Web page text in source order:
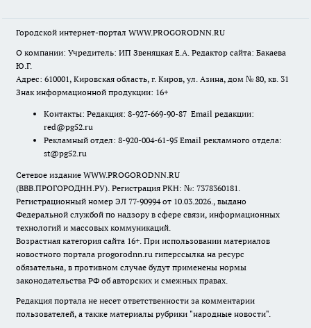
Городской интернет-портал WWW.PROGORODNN.RU
О компании: Учредитель: ИП Звеняцкая Е.А. Редактор сайта: Бакаева
Ю.Г.
Адрес: 610001, Кировская область, г. Киров, ул. Азина, дом № 80, кв. 31
Знак информационной продукции: 16+
Контакты: Редакция: 8-927-669-90-87 Email редакции:
red@pg52.ru
Рекламный отдел: 8-920-004-61-95 Email рекламного отдела:
st@pg52.ru
Сетевое издание WWW.PROGORODNN.RU
(ВВВ.ПРОГОРОДНН.РУ). Регистрация РКН: №: 7378360181.
Регистрационный номер ЭЛ 77-90994 от 10.03.2026., выдано
Федеральной службой по надзору в сфере связи, информационных
технологий и массовых коммуникаций.
Возрастная категория сайта 16+. При использовании материалов
новостного портала progorodnn.ru гиперссылка на ресурс
обязательна, в противном случае будут применены нормы
законодательства РФ об авторских и смежных правах.
Редакция портала не несет ответственности за комментарии
пользователей, а также материалы рубрики "народные новости".